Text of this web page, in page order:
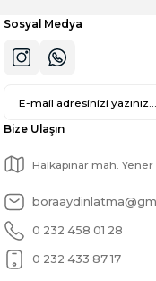
Sosyal Medya
Bize Ulaşın
Halkapınar mah. Yener
0 232 458 01 28
0 232 433 87 17